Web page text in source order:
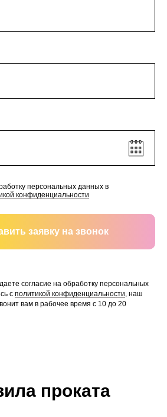
персональных данных в
конфиденциальности
заявку на звонок
согласие на обработку персональных
c политикой конфиденциальности, наш
вам в рабочее время с 10 до 20
проката